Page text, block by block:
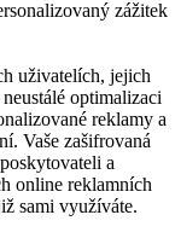
zážitek
uživatelích, jejich
optimalizaci
reklamy a
Vaše zašifrovaná
a
online reklamních
sami využíváte.